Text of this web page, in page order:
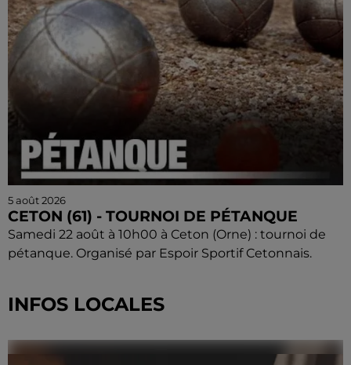
5 août 2026
CETON (61) - TOURNOI DE PÉTANQUE
Samedi 22 août à 10h00 à Ceton (Orne) : tournoi de
pétanque. Organisé par Espoir Sportif Cetonnais.
INFOS LOCALES